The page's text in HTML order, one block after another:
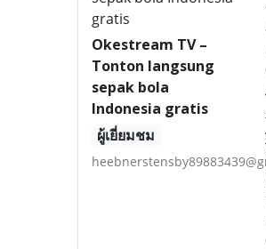
Okestream TV –
Tonton langsung
sepak bola
Indonesia gratis
ผู้เยี่ยมชม